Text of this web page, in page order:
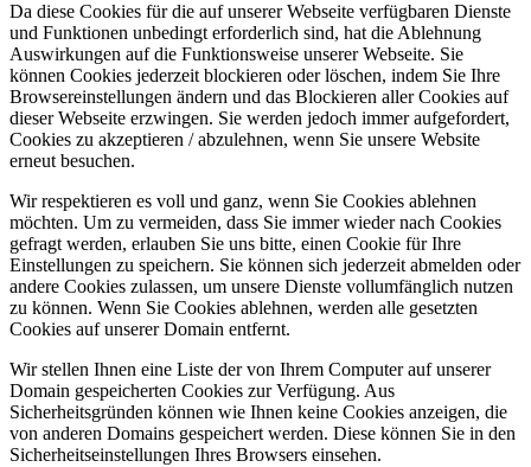
Da diese Cookies für die auf unserer Webseite verfügbaren Dienste
und Funktionen unbedingt erforderlich sind, hat die Ablehnung
Auswirkungen auf die Funktionsweise unserer Webseite. Sie
können Cookies jederzeit blockieren oder löschen, indem Sie Ihre
Browsereinstellungen ändern und das Blockieren aller Cookies auf
dieser Webseite erzwingen. Sie werden jedoch immer aufgefordert,
Cookies zu akzeptieren / abzulehnen, wenn Sie unsere Website
erneut besuchen.
Wir respektieren es voll und ganz, wenn Sie Cookies ablehnen
möchten. Um zu vermeiden, dass Sie immer wieder nach Cookies
gefragt werden, erlauben Sie uns bitte, einen Cookie für Ihre
Einstellungen zu speichern. Sie können sich jederzeit abmelden oder
andere Cookies zulassen, um unsere Dienste vollumfänglich nutzen
zu können. Wenn Sie Cookies ablehnen, werden alle gesetzten
Cookies auf unserer Domain entfernt.
Wir stellen Ihnen eine Liste der von Ihrem Computer auf unserer
Domain gespeicherten Cookies zur Verfügung. Aus
Sicherheitsgründen können wie Ihnen keine Cookies anzeigen, die
von anderen Domains gespeichert werden. Diese können Sie in den
Sicherheitseinstellungen Ihres Browsers einsehen.